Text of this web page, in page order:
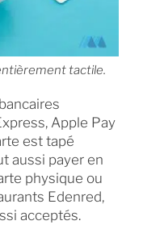
tactile.
Apple Pay
est tapé
aussi payer en
physique ou
Edenred,
acceptés.